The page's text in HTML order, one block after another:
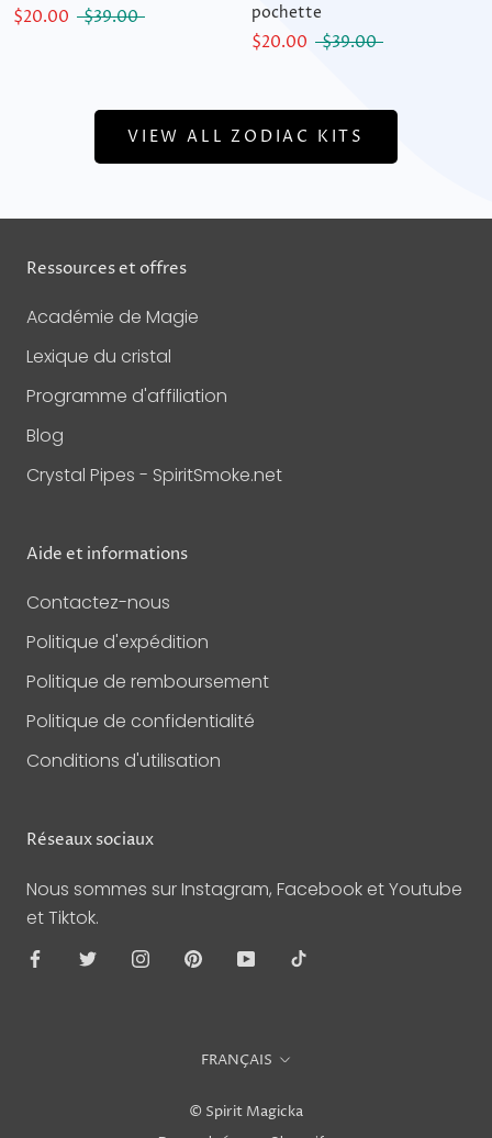
$20.00
$39.00
pochette
$20.00
$39.00
VIEW ALL ZODIAC KITS
Ressources et offres
Académie de Magie
Lexique du cristal
Programme d'affiliation
Blog
Crystal Pipes - SpiritSmoke.net
Aide et informations
Contactez-nous
Politique d'expédition
Politique de remboursement
Politique de confidentialité
Conditions d'utilisation
Réseaux sociaux
Nous sommes sur Instagram, Facebook et Youtube
et Tiktok.
Langue
FRANÇAIS
© Spirit Magicka